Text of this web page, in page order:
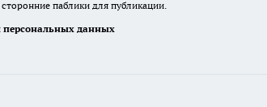
паблики для публикации.
персональных данных